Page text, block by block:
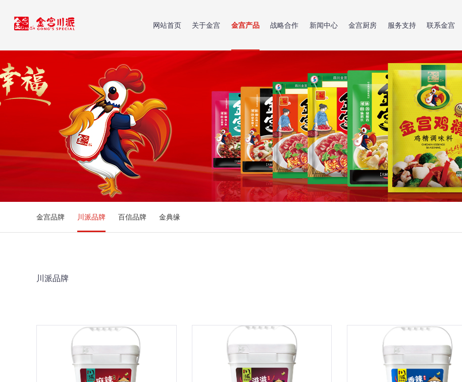
网站首页 关于金宫 金宫产品 战略合作 新闻中心 金宫厨房 服务支持 联系金宫
金宫品牌 川派品牌 百信品牌 金典缘
川派品牌